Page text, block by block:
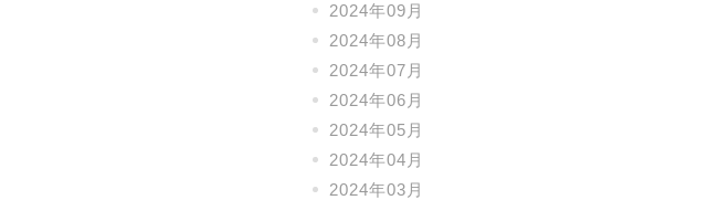
2024年09月
2024年08月
2024年07月
2024年06月
2024年05月
2024年04月
2024年03月